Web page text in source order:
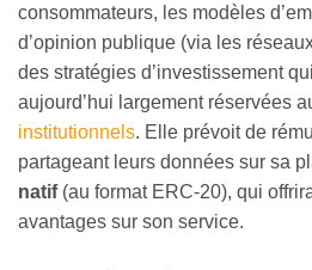
consommateurs, les modèles
d’opinion publique (via les
des stratégies d’investissement
aujourd’hui largement réservées
institutionnels. Elle prévoit de
partageant leurs données sur sa
natif(au format ERC-20), qui
avantages sur son service.